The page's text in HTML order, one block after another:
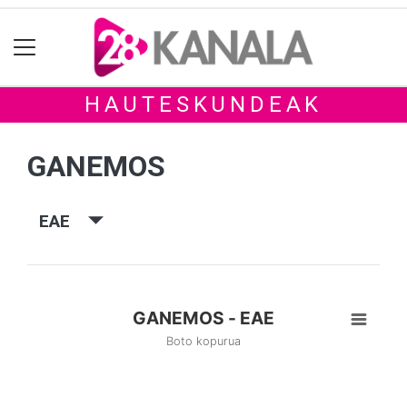
HAUTESKUNDEAK
GANEMOS
EAE
GANEMOS - EAE
Boto kopurua